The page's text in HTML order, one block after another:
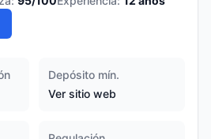
Depósito mín.
Ver sitio web